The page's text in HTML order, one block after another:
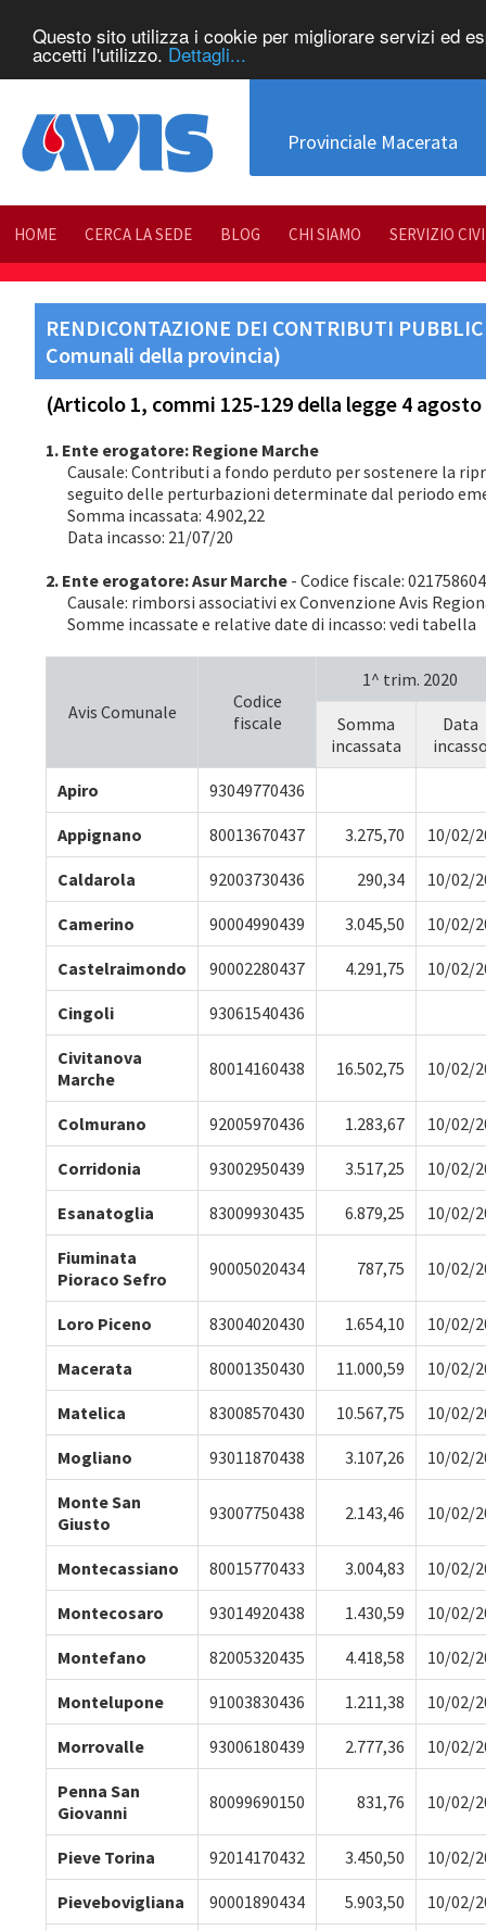
Questo sito utilizza i cookie per migliorare servizi ed
accetti l'utilizzo. Dettagli...
Provinciale Macerata
HOME CERCA LA SEDE BLOG CHI SIAMO SERVIZIO
RENDICONTAZIONE DEI CONTRIBUTI
Comunali della provincia)
(Articolo 1, commi 125-129 della legge 4 agosto
1. Ente erogatore: Regione Marche
Causale: Contributi a fondo perduto per sostenere la
seguito delle perturbazioni determinate dal periodo
Somma incassata: 4.902,22
Data incasso: 21/07/20
2. Ente erogatore: Asur Marche - Codice fiscale:
Causale: rimborsi associativi ex Convenzione Avis
Somme incassate e relative date di incasso: vedi tabella
Avis Comunale
Codice
fiscale
1^ trim. 2020
Somma
incassata
Data
Apiro 93049770436
Appignano 80013670437 3.275,70 10/02/
Caldarola 92003730436 290,34 10/02/
Camerino 90004990439 3.045,50 10/02/
Castelraimondo 90002280437 4.291,75 10/02/
Cingoli 93061540436
Civitanova
Marche
80014160438 16.502,75 10/02/
Colmurano 92005970436 1.283,67 10/02/
Corridonia 93002950439 3.517,25 10/02/
Esanatoglia 83009930435 6.879,25 10/02/
Fiuminata
Pioraco Sefro
90005020434 787,75 10/02/
Loro Piceno 83004020430 1.654,10 10/02/
Macerata 80001350430 11.000,59 10/02/
Matelica 83008570430 10.567,75 10/02/
Mogliano 93011870438 3.107,26 10/02/
Monte San
Giusto
93007750438 2.143,46 10/02/
Montecassiano 80015770433 3.004,83 10/02/
Montecosaro 93014920438 1.430,59 10/02/
Montefano 82005320435 4.418,58 10/02/
Montelupone 91003830436 1.211,38 10/02/
Morrovalle 93006180439 2.777,36 10/02/
Penna San
Giovanni
80099690150 831,76 10/02/
Pieve Torina 92014170432 3.450,50 10/02/
Pievebovigliana 90001890434 5.903,50 10/02/